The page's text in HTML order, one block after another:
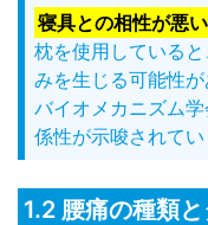
寝具との相性が悪い
枕を使用している
みを生じる可能性が
バイオメカニズム
係性が示唆されてい
1.2 腰痛の種類